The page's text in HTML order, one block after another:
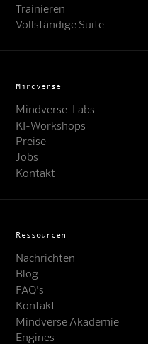
Trainieren
Vollständige Suite
Mindverse
Mindverse-Labs
KI-Workshops
Preise
Jobs
Kontakt
Ressourcen
Nachrichten
Blog
FAQ's
Kontakt
Mindverse Akademie
Engines